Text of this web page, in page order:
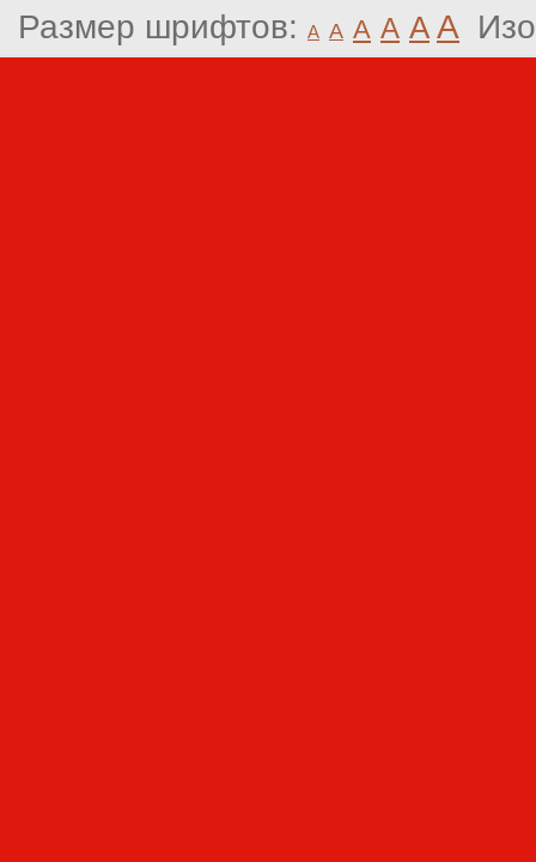
Размер шрифтов: A A A A A A